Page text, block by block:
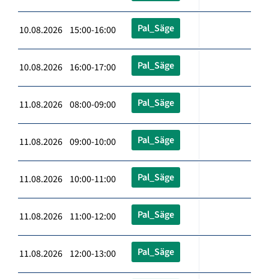
10.08.2026 15:00-16:00 Pal_Säge
10.08.2026 16:00-17:00 Pal_Säge
11.08.2026 08:00-09:00 Pal_Säge
11.08.2026 09:00-10:00 Pal_Säge
11.08.2026 10:00-11:00 Pal_Säge
11.08.2026 11:00-12:00 Pal_Säge
11.08.2026 12:00-13:00 Pal_Säge